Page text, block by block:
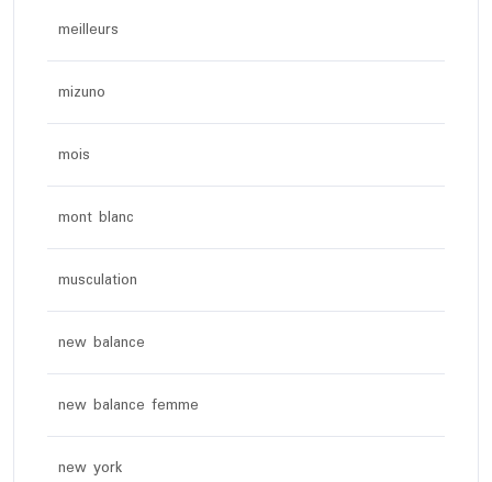
meilleurs
mizuno
mois
mont blanc
musculation
new balance
new balance femme
new york